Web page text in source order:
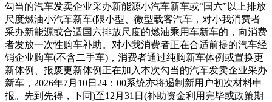
勾当的汽车发卖企业采办新能源小汽车新车或“国六”以上排放
尺度燃油小汽车新车(限小型、微型载客汽车，对小我消费者
采办新能源或合适国六排放尺度的燃油乘用车新车的，向消费
者发放一次性购车补助。对小我消费者正在合适前提的汽车经
销企业购车(不含二手车)，消费者通过纯购新车体例或置换更
新体例、报废更新体例正在加入本次勾当的汽车发卖企业采办
新车，2026年7月10日24：00系统亦将遏制新用户初次材料申
报。先到先得，下同)至12月31日(补助资金利用完毕或政策期